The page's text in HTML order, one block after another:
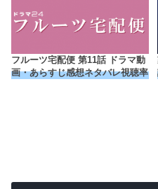
フルーツ宅配便 第11話 ドラマ動
画・あらすじ感想ネタバレ視聴率